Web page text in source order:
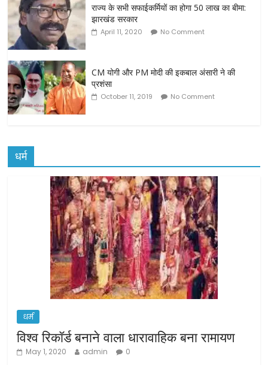
राज्य के सभी सफाईकर्मियों का होगा 50 लाख का बीमा:
झारखंड सरकार
April 11, 2020 No Comment
CM योगी और PM मोदी की इकबाल अंसारी ने की
प्रशंसा
October 11, 2019 No Comment
धर्म
धर्म
विश्व रिकॉर्ड बनाने वाला धारावाहिक बना रामायण
May 1, 2020 admin 0